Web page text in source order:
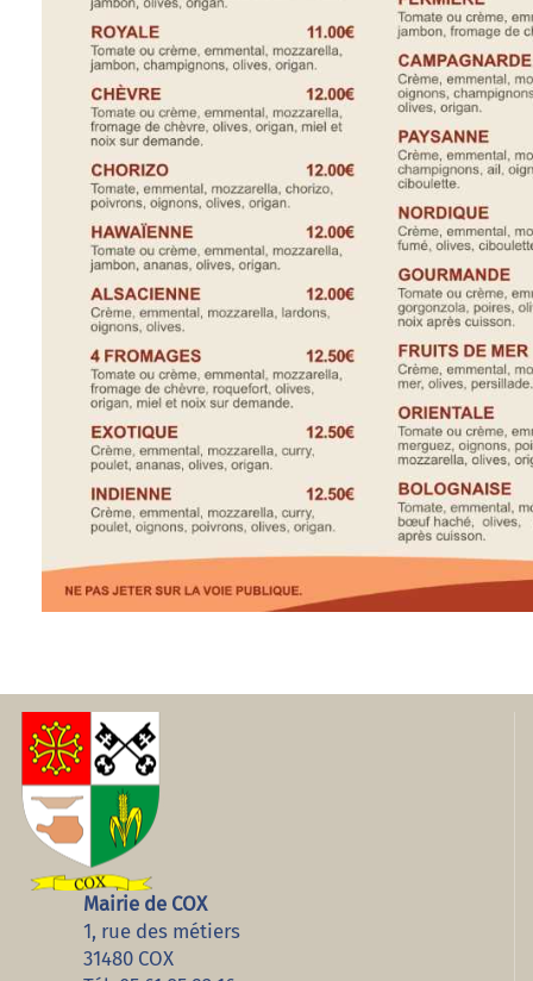
Mairie de COX
1, rue des métiers
31480 COX